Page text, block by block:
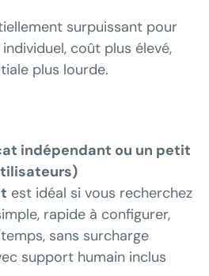
surpuissant pour
coût plus élevé,
plus lourde.
indépendant ou un petit
est idéal si vous recherchez
rapide à configurer,
sans surcharge
support humain inclus